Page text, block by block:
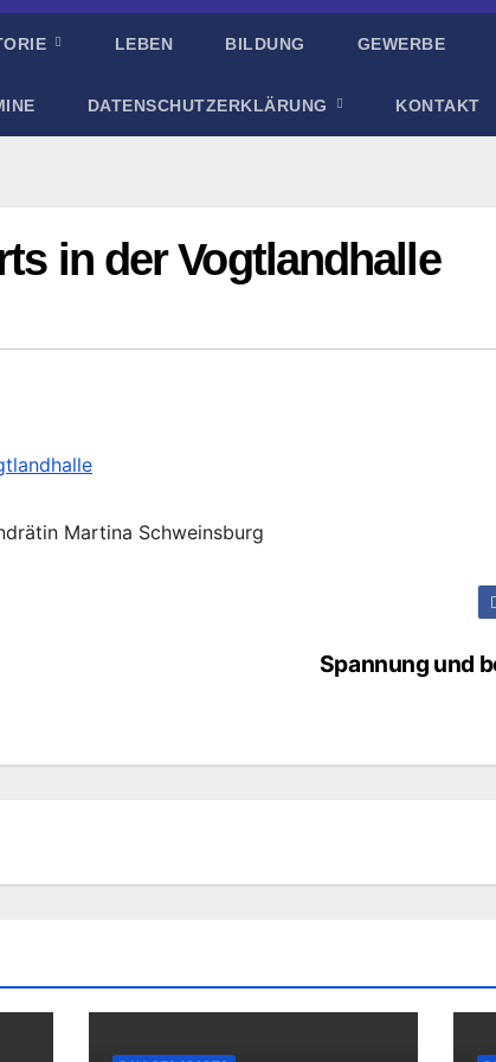
LEBEN BILDUNG GEWERBE
DATENSCHUTZERKLÄRUNG KONTAKT
in der Vogtlandhalle
Martina Schweinsburg
Spannung und